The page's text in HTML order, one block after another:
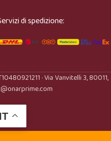
di spedizione:
· Via Vanvitelli 3, 80011,
IT